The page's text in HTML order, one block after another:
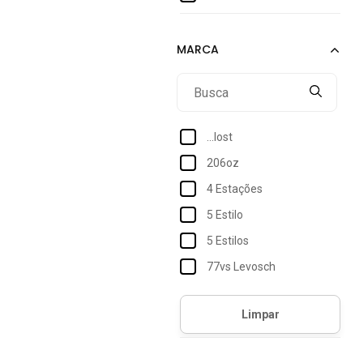
42
46
...lost
206oz
4 Estações
5 Estilo
5 Estilos
77vs Levosch
Accona
Acostamento